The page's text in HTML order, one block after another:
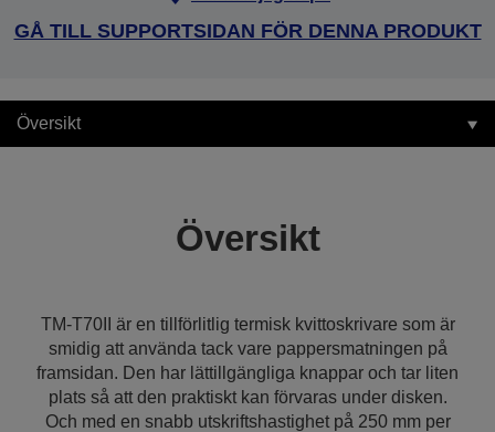
GÅ TILL SUPPORTSIDAN FÖR DENNA PRODUKT
Översikt
Översikt
TM-T70II är en tillförlitlig termisk kvittoskrivare som är
smidig att använda tack vare pappersmatningen på
framsidan. Den har lättillgängliga knappar och tar liten
plats så att den praktiskt kan förvaras under disken.
Och med en snabb utskriftshastighet på 250 mm per